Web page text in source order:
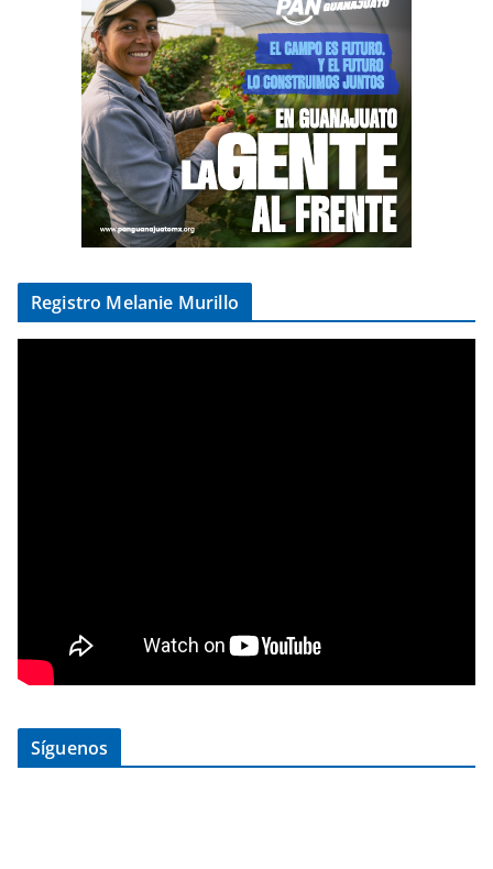
Registro Melanie Murillo
Síguenos